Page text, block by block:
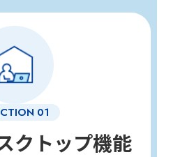
クトップ機能